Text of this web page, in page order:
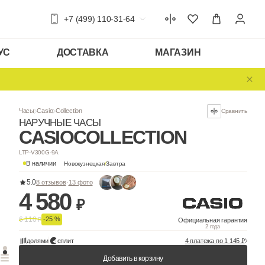
+7 (499) 110-31-64
ДОСТАВКА МАГАЗИН
Часы Casio Collection
НАРУЧНЫЕ ЧАСЫ
CASIO
LTP-V300G-9A
В наличии
4 580₽
6 110₽ -25 %